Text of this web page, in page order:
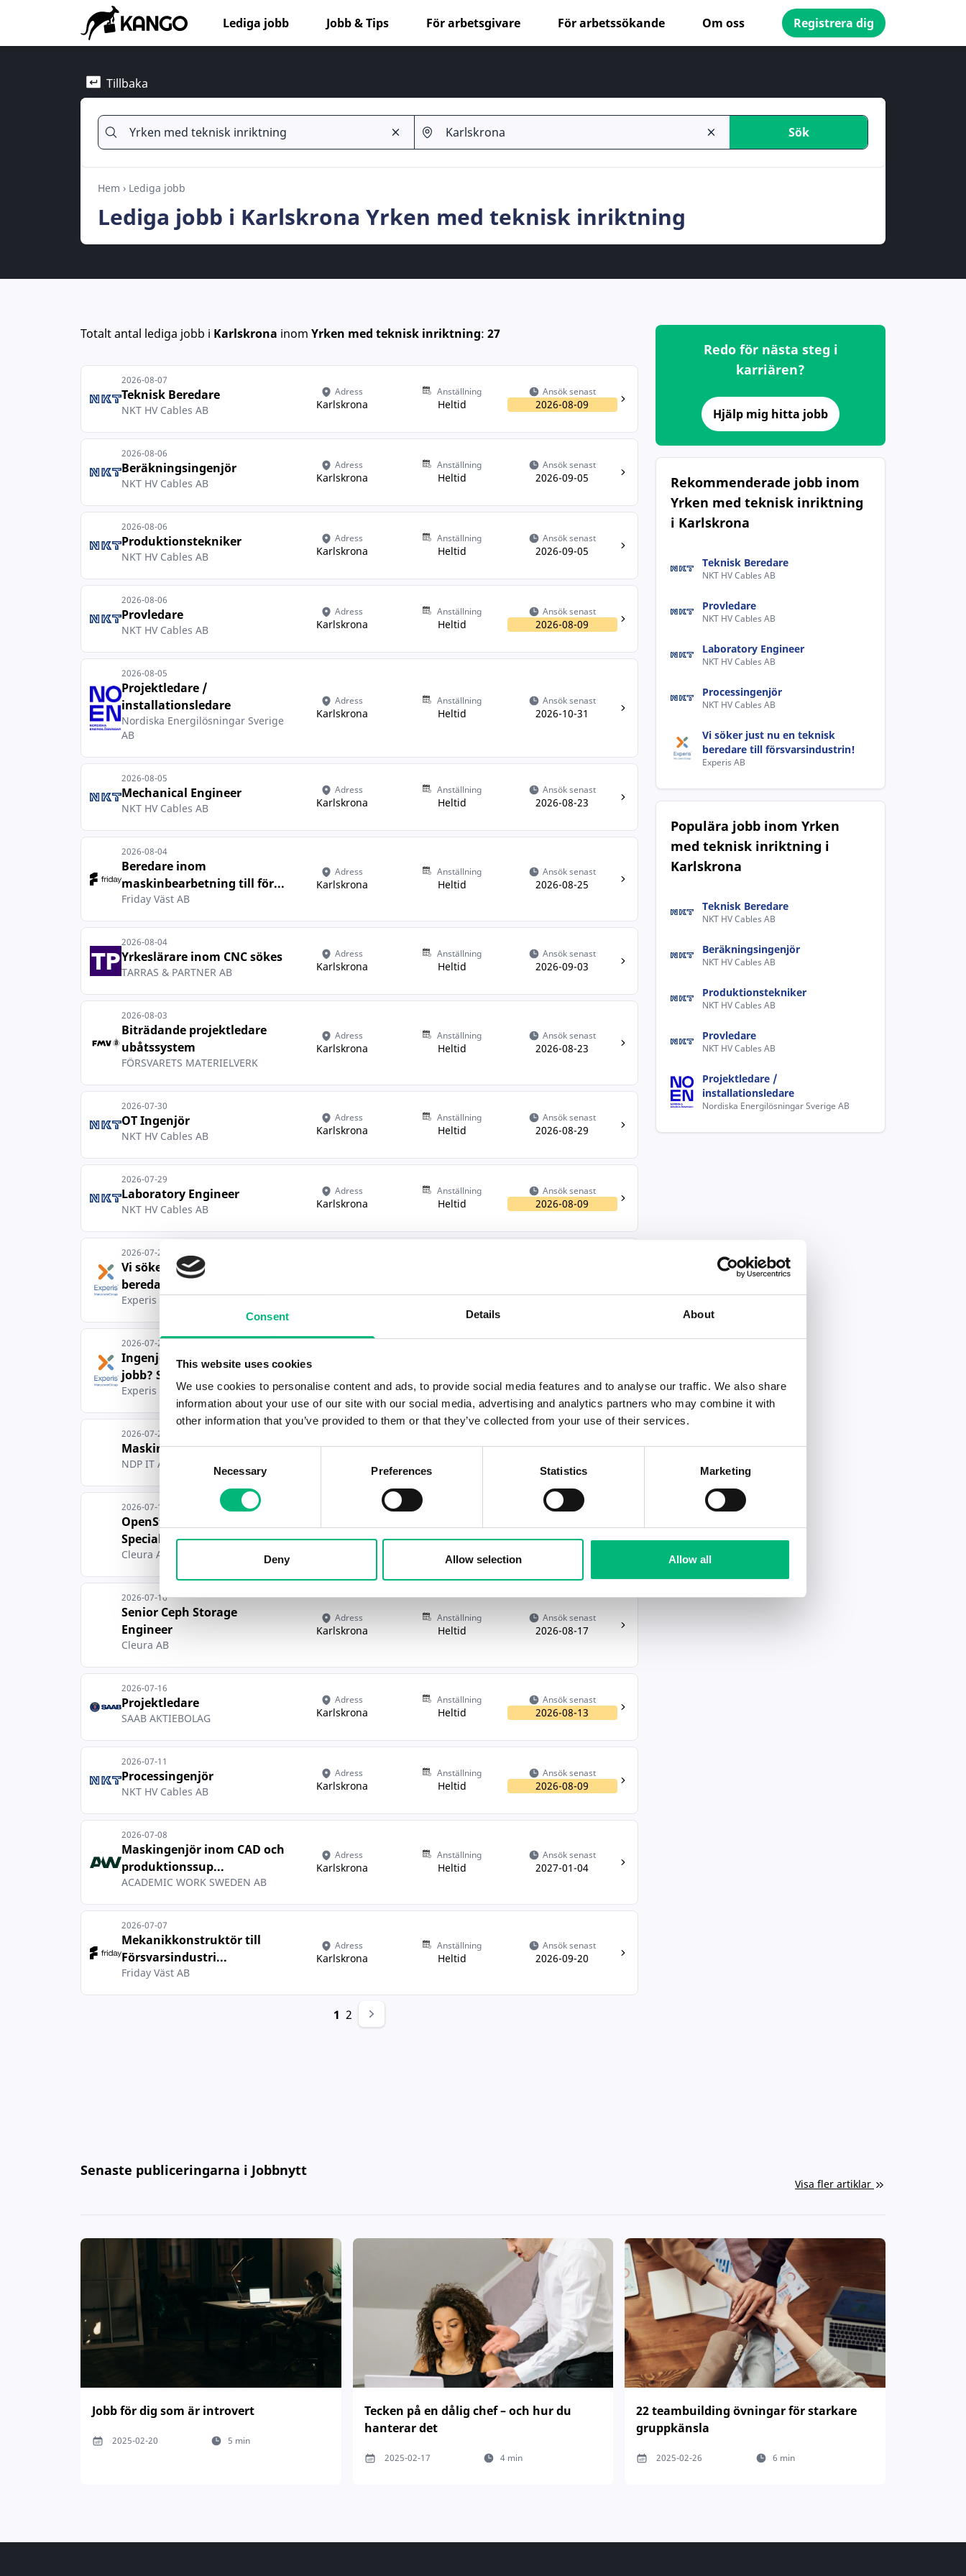
Consent Details About
This website uses cookies
We use cookies to personalise content and ads, to provide social media features and to analyse our traffic. We also share
information about your use of our site with our social media, advertising and analytics partners who may combine it with
other information that you’ve provided to them or that they’ve collected from your use of their services.
Necessary Preferences Statistics Marketing
Deny Allow selection Allow all
Lediga jobb Jobb & Tips För arbetsgivare För arbetssökande Om oss Registrera dig
Tillbaka
Sök
Hem › Lediga jobb
Lediga jobb i Karlskrona Yrken med teknisk inriktning
Totalt antal lediga jobb i Karlskrona inom Yrken med teknisk inriktning: 27
2026-08-07
Teknisk Beredare
NKT HV Cables AB
Adress
Karlskrona
Anställning
Heltid
Ansök senast
2026-08-09
2026-08-06
Beräkningsingenjör
NKT HV Cables AB
Adress
Karlskrona
Anställning
Heltid
Ansök senast
2026-09-05
2026-08-06
Produktionstekniker
NKT HV Cables AB
Adress
Karlskrona
Anställning
Heltid
Ansök senast
2026-09-05
2026-08-06
Provledare
NKT HV Cables AB
Adress
Karlskrona
Anställning
Heltid
Ansök senast
2026-08-09
2026-08-05
Projektledare /
installationsledare
Nordiska Energilösningar Sverige
AB
Adress
Karlskrona
Anställning
Heltid
Ansök senast
2026-10-31
2026-08-05
Mechanical Engineer
NKT HV Cables AB
Adress
Karlskrona
Anställning
Heltid
Ansök senast
2026-08-23
2026-08-04
Beredare inom
maskinbearbetning till för...
Friday Väst AB
Adress
Karlskrona
Anställning
Heltid
Ansök senast
2026-08-25
2026-08-04
Yrkeslärare inom CNC sökes
TARRAS & PARTNER AB
Adress
Karlskrona
Anställning
Heltid
Ansök senast
2026-09-03
2026-08-03
Biträdande projektledare
ubåtssystem
FÖRSVARETS MATERIELVERK
Adress
Karlskrona
Anställning
Heltid
Ansök senast
2026-08-23
2026-07-30
OT Ingenjör
NKT HV Cables AB
Adress
Karlskrona
Anställning
Heltid
Ansök senast
2026-08-29
2026-07-29
Laboratory Engineer
NKT HV Cables AB
Adress
Karlskrona
Anställning
Heltid
Ansök senast
2026-08-09
2026-07-29
Vi söker just nu en teknisk
beredare til...
Experis AB
2026-07-28
Ingenjör på jakt efter nytt
jobb? Se hit...
Experis AB
2026-07-28
Maskiningenjör (CAD)
NDP IT AB
Adress Anställning Ansök senast
2026-07-16
OpenStack Neutron
Specialist
Cleura AB
Adress
Karlskrona
Anställning
Heltid
Ansök senast
2026-08-17
2026-07-16
Senior Ceph Storage
Engineer
Cleura AB
Adress
Karlskrona
Anställning
Heltid
Ansök senast
2026-08-17
2026-07-16
Projektledare
SAAB AKTIEBOLAG
Adress
Karlskrona
Anställning
Heltid
Ansök senast
2026-08-13
2026-07-11
Processingenjör
NKT HV Cables AB
Adress
Karlskrona
Anställning
Heltid
Ansök senast
2026-08-09
2026-07-08
Maskingenjör inom CAD och
produktionssup...
ACADEMIC WORK SWEDEN AB
Adress
Karlskrona
Anställning
Heltid
Ansök senast
2027-01-04
2026-07-07
Mekanikkonstruktör till
Försvarsindustri...
Friday Väst AB
Adress
Karlskrona
Anställning
Heltid
Ansök senast
2026-09-20
1 2
Redo för nästa steg i
karriären?
Hjälp mig hitta jobb
Rekommenderade jobb inom
Yrken med teknisk inriktning
i Karlskrona
Teknisk Beredare
NKT HV Cables AB
Provledare
NKT HV Cables AB
Laboratory Engineer
NKT HV Cables AB
Processingenjör
NKT HV Cables AB
Vi söker just nu en teknisk
beredare till försvarsindustrin!
Experis AB
Populära jobb inom Yrken
med teknisk inriktning i
Karlskrona
Teknisk Beredare
NKT HV Cables AB
Beräkningsingenjör
NKT HV Cables AB
Produktionstekniker
NKT HV Cables AB
Provledare
NKT HV Cables AB
Projektledare /
installationsledare
Nordiska Energilösningar Sverige AB
Senaste publiceringarna i Jobbnytt
Visa fler artiklar
Jobb för dig som är introvert
2025-02-20 5 min
Tecken på en dålig chef – och hur du
hanterar det
2025-02-17 4 min
22 teambuilding övningar för starkare
gruppkänsla
2025-02-26 6 min